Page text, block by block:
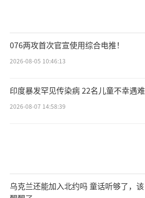
076两攻首次官宣使用综合电推！
2026-08-05 10:46:13
印度暴发罕见传染病 22名儿童不幸遇难
2026-08-07 14:58:39
乌克兰还能加入北约吗 童话听够了，该